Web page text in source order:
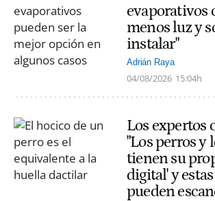
evaporativos
menos luz y
instalar"
Adrián Raya
04/08/2026 15:04h
Los expertos
"Los perros y
tienen su
digital' y
pueden